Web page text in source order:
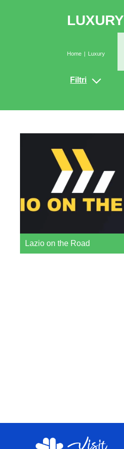
LUXURY
Home Luxury
Filtri
Lazio on the Road